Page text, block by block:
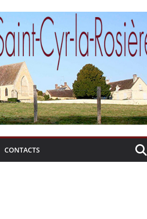
CONTACTS